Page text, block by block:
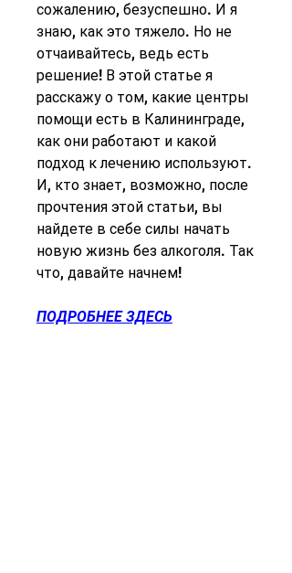
сожалению, безуспешно. И я
знаю, как это тяжело. Но не
отчаивайтесь, ведь есть
решение! В этой статье я
расскажу о том, какие центры
помощи есть в Калининграде,
как они работают и какой
подход к лечению используют.
И, кто знает, возможно, после
прочтения этой статьи, вы
найдете в себе силы начать
новую жизнь без алкоголя. Так
что, давайте начнем!
ПОДРОБНЕЕ ЗДЕСЬ